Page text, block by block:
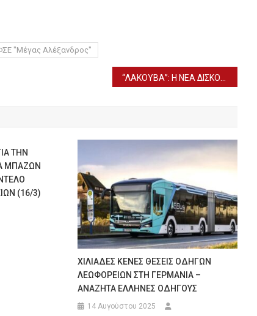
"Μέγας Αλέξανδρος"
“ΛΑΚΟΥΒΑ”: Η ΝΕΑ ΔΙΣΚΟΓΡΑΦΙΚΗ ΔΟΥΛΕΙΑ ΤΟΥ ΓΙΑΝΝΗ ΔΙΟΝΥΣΙΟΥ
ΤΗΝ
ΜΠΑΖΩΝ
(16/3)
ΧΙΛΙΑΔΕΣ ΚΕΝΕΣ ΘΕΣΕΙΣ ΟΔΗΓΩΝ
ΛΕΩΦΟΡΕΙΩΝ ΣΤΗ ΓΕΡΜΑΝΙΑ –
ΑΝΑΖΗΤΑ ΕΛΛΗΝΕΣ ΟΔΗΓΟΥΣ
14 Αυγούστου 2025